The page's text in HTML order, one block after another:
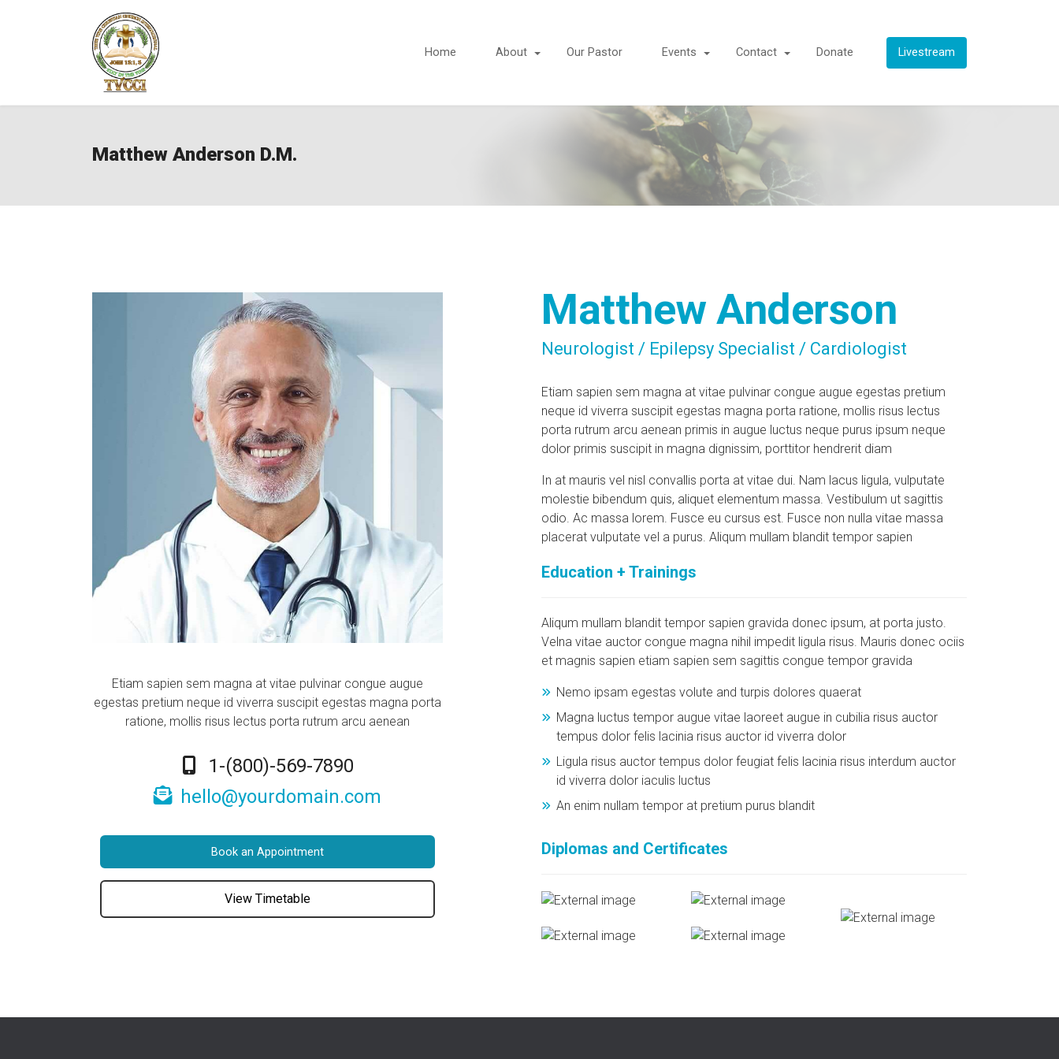
Home About Our Pastor Events Contact Donate Livestream
Matthew Anderson D.M.
Etiam sapien sem magna at vitae pulvinar congue augue
egestas pretium neque id viverra suscipit egestas magna porta
ratione, mollis risus lectus porta rutrum arcu aenean
1-(800)-569-7890
hello@yourdomain.com
Book an Appointment
View Timetable
Matthew Anderson
Neurologist / Epilepsy Specialist / Cardiologist
Etiam sapien sem magna at vitae pulvinar congue augue egestas pretium
neque id viverra suscipit egestas magna porta ratione, mollis risus lectus
porta rutrum arcu aenean primis in augue luctus neque purus ipsum neque
dolor primis suscipit in magna dignissim, porttitor hendrerit diam
In at mauris vel nisl convallis porta at vitae dui. Nam lacus ligula, vulputate
molestie bibendum quis, aliquet elementum massa. Vestibulum ut sagittis
odio. Ac massa lorem. Fusce eu cursus est. Fusce non nulla vitae massa
placerat vulputate vel a purus. Aliqum mullam blandit tempor sapien
Education + Trainings
Aliqum mullam blandit tempor sapien gravida donec ipsum, at porta justo.
Velna vitae auctor congue magna nihil impedit ligula risus. Mauris donec ociis
et magnis sapien etiam sapien sem sagittis congue tempor gravida
Nemo ipsam egestas volute and turpis dolores quaerat
Magna luctus tempor augue vitae laoreet augue in cubilia risus auctor
tempus dolor felis lacinia risus auctor id viverra dolor
Ligula risus auctor tempus dolor feugiat felis lacinia risus interdum auctor
id viverra dolor iaculis luctus
An enim nullam tempor at pretium purus blandit
Diplomas and Certificates